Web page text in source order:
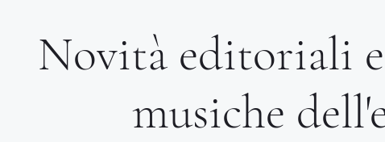
Novità editoriali
musiche